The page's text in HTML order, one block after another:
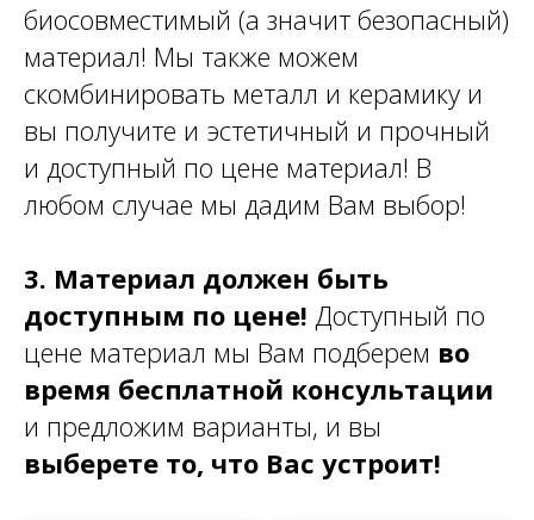
биосовместимый (а значит безопасный)
материал! Мы также можем
скомбинировать металл и керамику и
вы получите и эстетичный и прочный
и доступный по цене материал! В
любом случае мы дадим Вам выбор!
3. Материал должен быть
доступным по цене! Доступный по
цене материал мы Вам подберем во
время бесплатной консультации
и предложим варианты, и вы
выберете то, что Вас устроит!